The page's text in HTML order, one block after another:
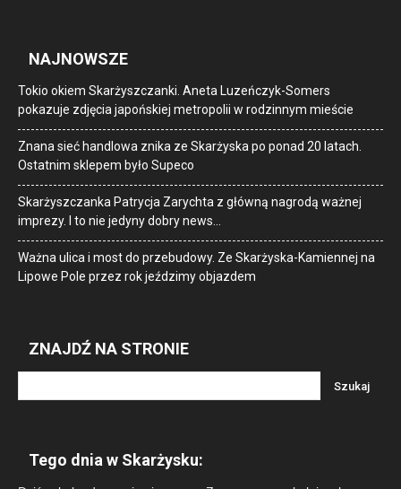
NAJNOWSZE
Tokio okiem Skarżyszczanki. Aneta Luzeńczyk-Somers
pokazuje zdjęcia japońskiej metropolii w rodzinnym mieście
Znana sieć handlowa znika ze Skarżyska po ponad 20 latach.
Ostatnim sklepem było Supeco
Skarżyszczanka Patrycja Zarychta z główną nagrodą ważnej
imprezy. I to nie jedyny dobry news…
Ważna ulica i most do przebudowy. Ze Skarżyska-Kamiennej na
Lipowe Pole przez rok jeździmy objazdem
ZNAJDŹ NA STRONIE
Tego dnia w Skarżysku: